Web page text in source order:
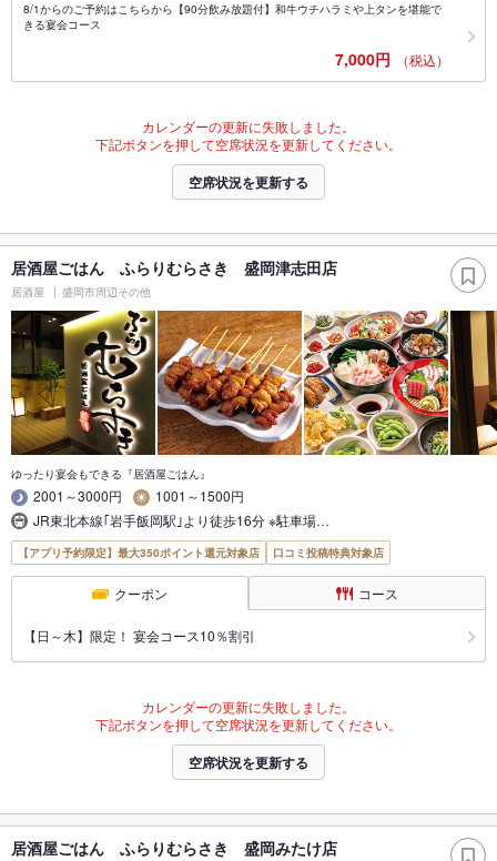
8/1からのご予約はこちらから【90分飲み放題付】和牛ウチハラミや上タンを堪能で
きる宴会コース
7,000円 （税込）
カレンダーの更新に失敗しました。
下記ボタンを押して空席状況を更新してください。
空席状況を更新する
居酒屋ごはん ふらりむらさき 盛岡津志田店
居酒屋 盛岡市周辺その他
ゆったり宴会もできる『居酒屋ごはん』
2001～3000円
1001～1500円
JR東北本線｢岩手飯岡駅｣より徒歩16分 ※駐車場…
【アプリ予約限定】最大350ポイント還元対象店 口コミ投稿特典対象店
クーポン コース
【日～木】限定！ 宴会コース10％割引
カレンダーの更新に失敗しました。
下記ボタンを押して空席状況を更新してください。
空席状況を更新する
居酒屋ごはん ふらりむらさき 盛岡みたけ店